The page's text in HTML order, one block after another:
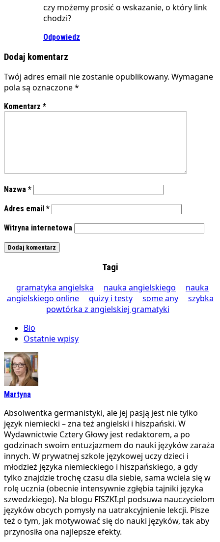
czy możemy prosić o wskazanie, o który link
chodzi?
Odpowiedz
Dodaj komentarz
Twój adres email nie zostanie opublikowany. Wymagane
pola są oznaczone*
Komentarz *
Nazwa *
Adres email *
Witryna internetowa
Tagi
gramatyka angielska
nauka angielskiego
nauka
angielskiego online
quizy i testy some any
szybka
powtórka z angielskiej gramatyki
Bio
Ostatnie wpisy
Martyna
Absolwentka germanistyki, ale jej pasją jest nie tylko
język niemiecki – zna też angielski i hiszpański. W
Wydawnictwie Cztery Głowy jest redaktorem, a po
godzinach swoim entuzjazmem do nauki języków zaraża
innych. W prywatnej szkole językowej uczy dzieci i
młodzież języka niemieckiego i hiszpańskiego, a gdy
tylko znajdzie trochę czasu dla siebie, sama wciela się w
rolę ucznia (obecnie intensywnie zgłębia tajniki języka
szwedzkiego). Na blogu FISZKI.pl podsuwa nauczycielom
języków obcych pomysły na uatrakcyjnienie lekcji. Pisze
też o tym, jak motywować się do nauki języków, tak aby
przynosiła ona najlepsze efekty.